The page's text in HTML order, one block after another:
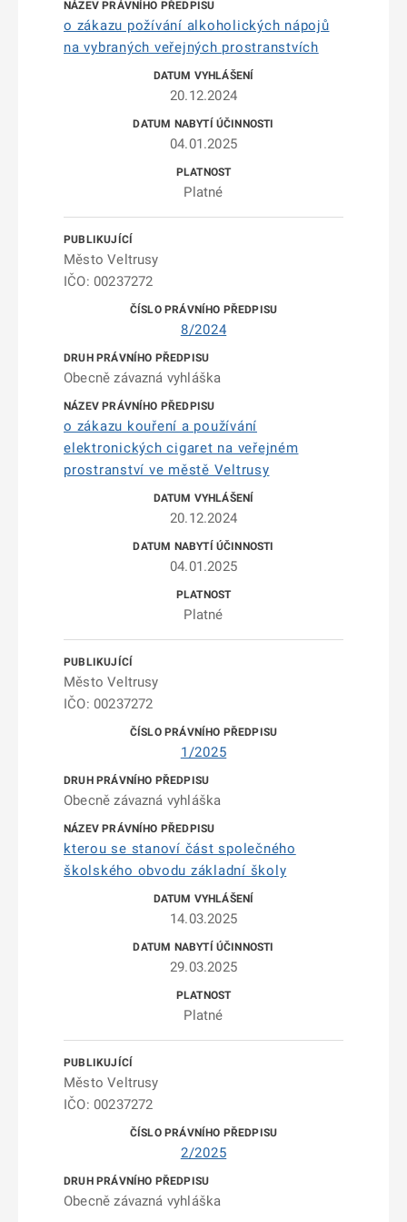
o zákazu požívání alkoholických nápojů
na vybraných veřejných prostranstvích
20.12.2024
04.01.2025
Platné
Město Veltrusy
IČO: 00237272
8/2024
Obecně závazná vyhláška
o zákazu kouření a používání
elektronických cigaret na veřejném
prostranství ve městě Veltrusy
20.12.2024
04.01.2025
Platné
Město Veltrusy
IČO: 00237272
1/2025
Obecně závazná vyhláška
kterou se stanoví část společného
školského obvodu základní školy
14.03.2025
29.03.2025
Platné
Město Veltrusy
IČO: 00237272
2/2025
Obecně závazná vyhláška